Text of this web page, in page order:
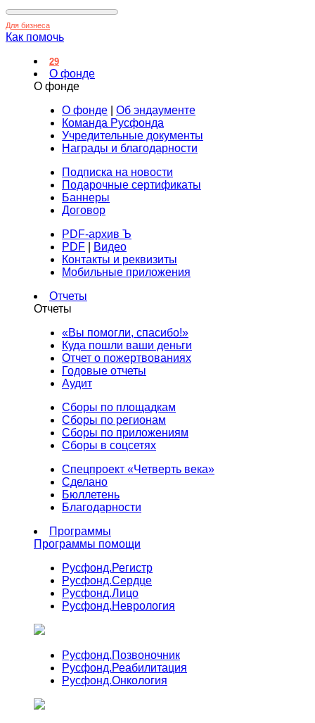
Для бизнеса
Как помочь
29
О фонде
О фонде
О фонде
Об эндаументе
Команда Русфонда
Учредительные документы
Награды и благодарности
Подписка на новости
Подарочные сертификаты
Баннеры
Договор
PDF-архив Ъ
PDF
Видео
Контакты и реквизиты
Мобильные приложения
Отчеты
Отчеты
«Вы помогли, спасибо!»
Куда пошли ваши деньги
Отчет о пожертвованиях
Годовые отчеты
Аудит
Сборы по площадкам
Сборы по регионам
Сборы по приложениям
Сборы в соцсетях
Спецпроект «Четверть века»
Сделано
Бюллетень
Благодарности
Программы
Программы помощи
Русфонд.Регистр
Русфонд.Сердце
Русфонд.Лицо
Русфонд.Неврология
Русфонд.Позвоночник
Русфонд.Реабилитация
Русфонд.Онкология